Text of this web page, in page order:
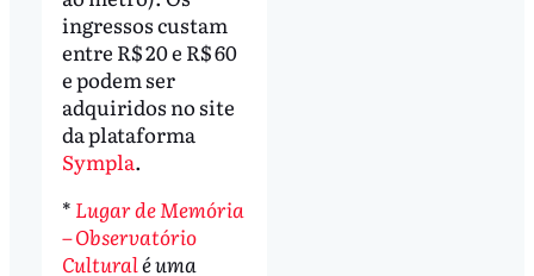
ingressos custam
entre R$ 20 e R$ 60
e podem ser
adquiridos no site
da plataforma
Sympla.
* Lugar de Memória
– Observatório
Culturalé uma